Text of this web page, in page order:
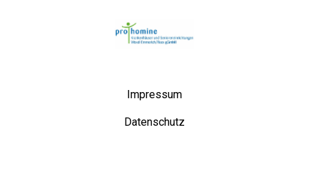
Startseite
Impressum
Datenschutz